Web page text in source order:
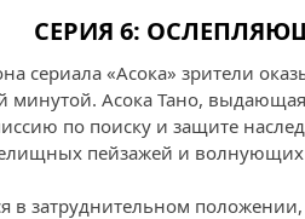
СЕРИЯ 6:
сериала «Асока» зрители
минутой. Асока Тано,
по поиску и защите
пейзажей и
в затруднительном